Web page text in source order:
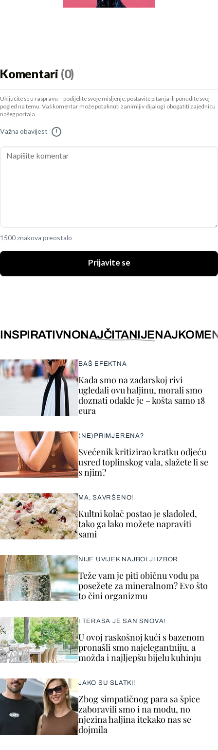
Komentari (0)
Uključite se u raspravu – podijelite svoje mišljenje, postavite pitanja ili ponudite svoj
pogled na temu. Vaš komentar može potaknuti zanimljiv dijalog i obogatiti zajednicu
našeg portala.
Važna obavijest !
1500 znakova preostalo
Prijavite se
INSPIRATIVNONAJČITANIJE
BAŠ EFEKTNA
Kada smo na zadarskoj rivi
ugledali ovu haljinu, morali smo
doznati odakle je – košta samo 18
eura
(NE)PRIMJERENA?
Svećenik kritizirao kratku odjeću
usred toplinskog vala, slažete li se
s njim?
MA, SAVRŠENO!
Kultni kolač postao je sladoled,
tako ga lako možete napraviti
sami
NIJE UVIJEK NAJBOLJI IZBOR
Teže vam je piti običnu vodu pa
posežete za mineralnom? Evo što
to čini organizmu
I TERASA JE SAN SNOVA!
U ovoj raskošnoj kući s bazenom
pronašli smo najelegantniju, a
možda i najljepšu bijelu kuhinju
JAKO SU SLATKI!
Zbog simpatičnog para sa špice
zaboravili smo i na modu, no
njezina haljina itekako nas se
dojmila